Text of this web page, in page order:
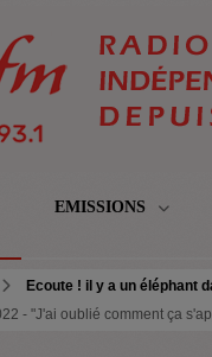
EMISSIONS
Ecoute ! il y a un éléphant
- "J'ai oublié comment ça